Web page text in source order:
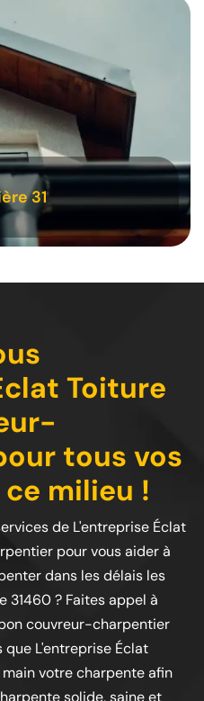
31
Toiture
tous vos
milieu !
de L'entreprise Éclat
pour vous aider à
dans les délais les
31460 ? Faites appel à
couvreur-charpentier
L'entreprise Éclat
votre charpente afin
solide, saine et